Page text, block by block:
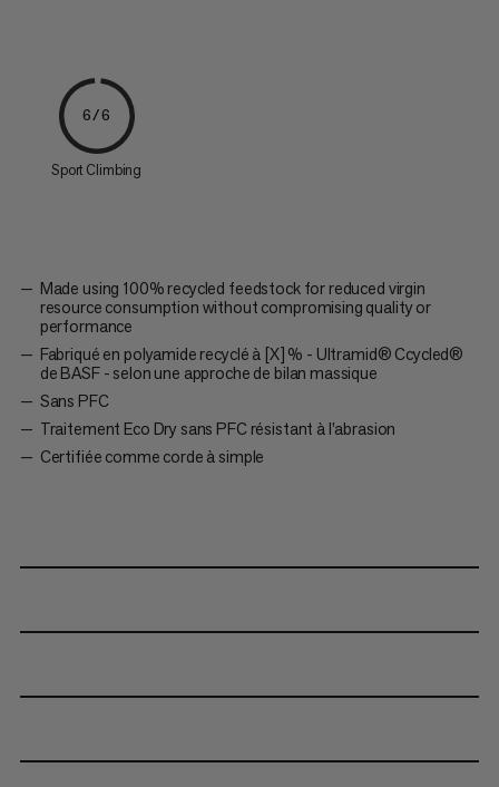
6/6
Sport Climbing
Made using 100% recycled feedstock for reduced virgin
resource consumption without compromising quality or
performance
Fabriqué en polyamide recyclé à [X] % - Ultramid® Ccycled®
de BASF - selon une approche de bilan massique
Sans PFC
Traitement Eco Dry sans PFC résistant à l’abrasion
Certifiée comme corde à simple